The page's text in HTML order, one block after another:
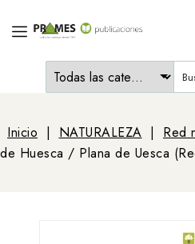
Inicio NATURALEZA Red
de Huesca / Plana de Uesca